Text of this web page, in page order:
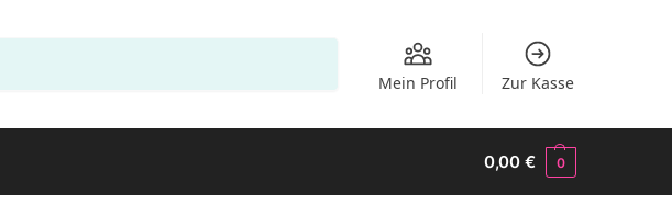
Mein Profil Zur Kasse
0,00€ 0